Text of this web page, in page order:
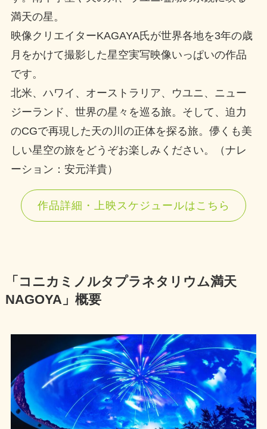
満天の星。
映像クリエイターKAGAYA氏が世界各地を3年の歳
月をかけて撮影した星空実写映像いっぱいの作品
です。
北米、ハワイ、オーストラリア、ウユニ、ニュー
ジーランド、世界の星々を巡る旅。そして、迫力
のCGで再現した天の川の正体を探る旅。儚くも美
しい星空の旅をどうぞお楽しみください。（ナレ
ーション：安元洋貴）
作品詳細・上映スケジュールはこちら
「コニカミノルタプラネタリウム満天
NAGOYA」概要